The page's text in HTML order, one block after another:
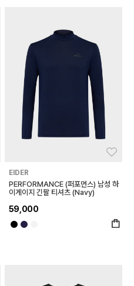
EIDER
PERFORMANCE (퍼포먼스) 남성 하
이게이지 긴팔 티셔츠 (Navy)
59,000